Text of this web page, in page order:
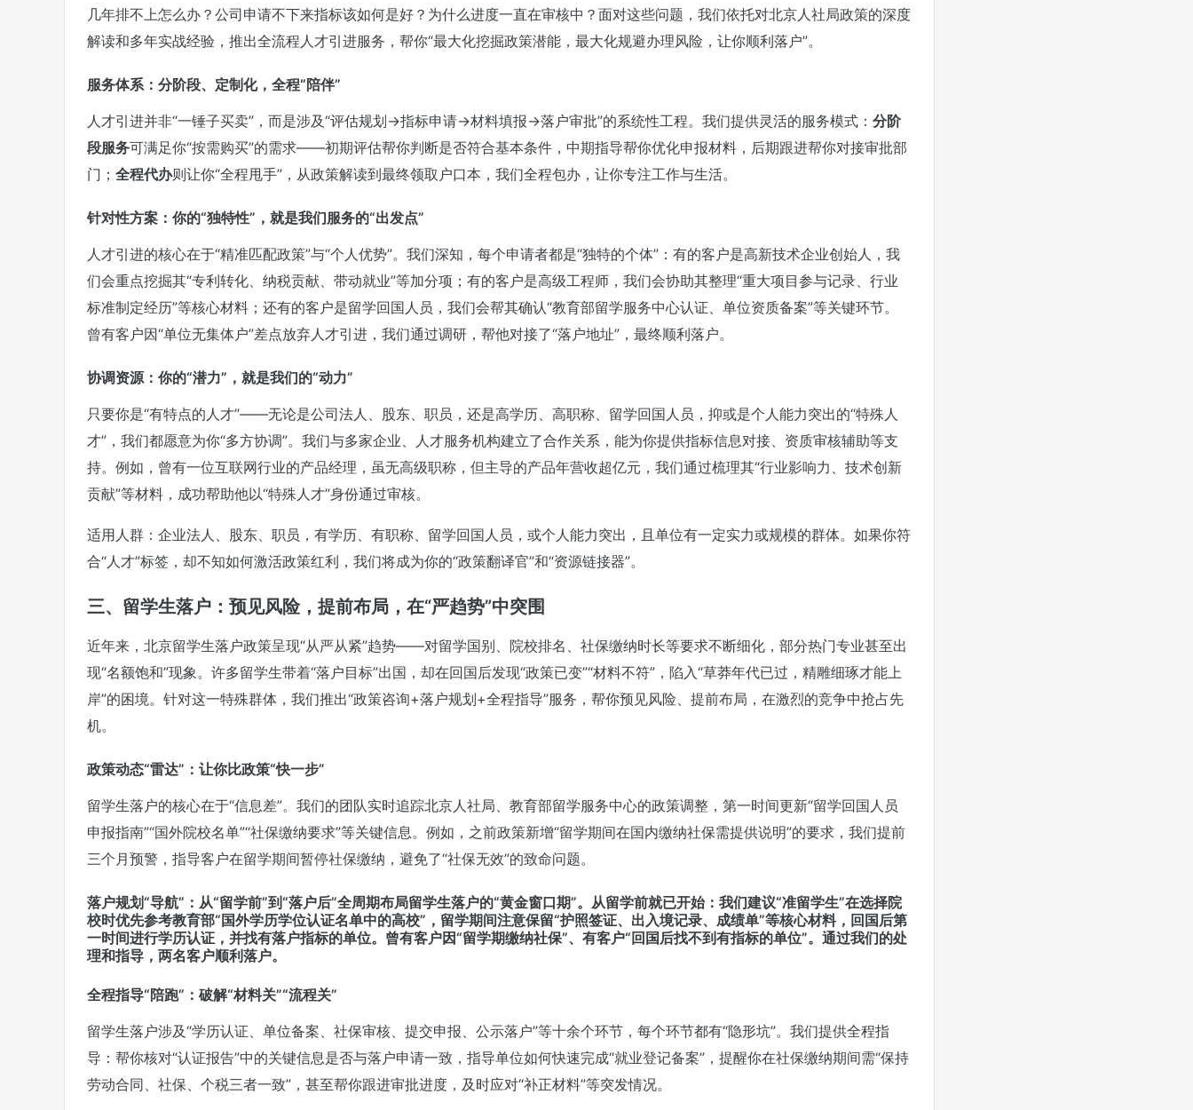
几年排不上怎么办？ 公司申请不下来指标该如何是好？ 为什么进度一直在审核中？面对这些问题，我们依托对北京人社局政策的深度
解读和多年实战经验，推出全流程人才引进服务，帮你“最大化挖掘政策潜能，最大化规避办理风险，让你顺利落户”。
服务体系：分阶段、定制化，全程“陪伴”
人才引进并非“一锤子买卖”，而是涉及“评估规划→指标申请→材料填报→落户审批”的系统性工程。我们提供灵活的服务模式： 分阶
段服务可满足你“按需购买”的需求——初期评估帮你判断是否符合基本条件，中期指导帮你优化申报材料，后期跟进帮你对接审批部
门； 全程代办则让你“全程甩手”，从政策解读到最终领取户口本，我们全程包办，让你专注工作与生活。
针对性方案：你的“独特性”，就是我们服务的“出发点”
人才引进的核心在于“精准匹配政策”与“个人优势”。我们深知，每个申请者都是“独特的个体”：有的客户是高新技术企业创始人，我
们会重点挖掘其“专利转化、纳税贡献、带动就业”等加分项；有的客户是高级工程师，我们会协助其整理“重大项目参与记录、行业
标准制定经历”等核心材料；还有的客户是留学回国人员，我们会帮其确认“教育部留学服务中心认证、单位资质备案”等关键环节。
曾有客户因“单位无集体户”差点放弃人才引进，我们通过调研，帮他对接了“落户地址”，最终顺利落户。
协调资源：你的“潜力”，就是我们的“动力”
只要你是“有特点的人才”——无论是公司法人、股东、职员，还是高学历、高职称、留学回国人员，抑或是个人能力突出的“特殊人
才”，我们都愿意为你“多方协调”。我们与多家企业、人才服务机构建立了合作关系，能为你提供指标信息对接、资质审核辅助等支
持。例如，曾有一位互联网行业的产品经理，虽无高级职称，但主导的产品年营收超亿元，我们通过梳理其“行业影响力、技术创新
贡献”等材料，成功帮助他以“特殊人才”身份通过审核。
适用人群：企业法人、股东、职员，有学历、有职称、留学回国人员，或个人能力突出，且单位有一定实力或规模的群体。如果你符
合“人才”标签，却不知如何激活政策红利，我们将成为你的“政策翻译官”和“资源链接器”。
三、留学生落户：预见风险，提前布局，在“严趋势”中突围
近年来，北京留学生落户政策呈现“从严从紧”趋势——对留学国别、院校排名、社保缴纳时长等要求不断细化，部分热门专业甚至出
现“名额饱和”现象。许多留学生带着“落户目标”出国，却在回国后发现“政策已变”“材料不符”，陷入“草莽年代已过，精雕细琢才能上
岸”的困境。针对这一特殊群体，我们推出“政策咨询+落户规划+全程指导”服务，帮你预见风险、提前布局，在激烈的竞争中抢占先
机。
政策动态“雷达”：让你比政策“快一步”
留学生落户的核心在于“信息差”。我们的团队实时追踪北京人社局、教育部留学服务中心的政策调整，第一时间更新“留学回国人员
申报指南”“国外院校名单”“社保缴纳要求”等关键信息。例如，之前政策新增“留学期间在国内缴纳社保需提供说明”的要求，我们提前
三个月预警，指导客户在留学期间暂停社保缴纳，避免了“社保无效”的致命问题。
落户规划“导航”：从“留学前”到“落户后”全周期布局留学生落户的“黄金窗口期”。从留学前就已开始：我们建议“准留学生”在选择院
校时优先参考教育部“国外学历学位认证名单中的高校”，留学期间注意保留“护照签证、出入境记录、成绩单”等核心材料，回国后第
一时间进行学历认证，并找有落户指标的单位。曾有客户因“留学期缴纳社保”、有客户“回国后找不到有指标的单位”。通过我们的处
理和指导，两名客户顺利落户。
全程指导“陪跑”：破解“材料关”“流程关”
留学生落户涉及“学历认证、单位备案、社保审核、提交申报、公示落户”等十余个环节，每个环节都有“隐形坑”。我们提供全程指
导：帮你核对“认证报告”中的关键信息是否与落户申请一致，指导单位如何快速完成“就业登记备案”，提醒你在社保缴纳期间需“保持
劳动合同、社保、个税三者一致”，甚至帮你跟进审批进度，及时应对“补正材料”等突发情况。